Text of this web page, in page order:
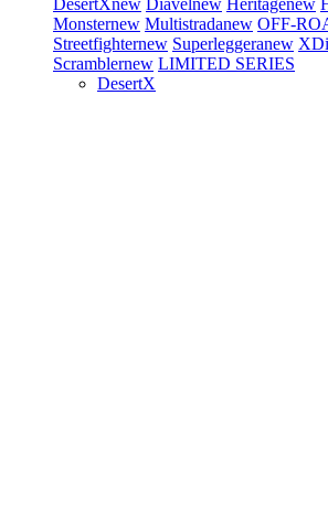
DesertXnew Diavelnew Heritagenew
Monsternew Multistradanew OFF-
Streetfighternew Superleggeranew
Scramblernew LIMITED SERIES
DesertX